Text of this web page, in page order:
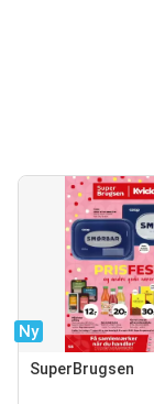
Ny
SuperBrugsen